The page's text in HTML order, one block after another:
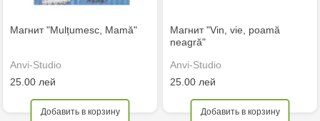
Магнит "Mulțumesc, Mamă"
Anvi-Studio
25.00 лей
Добавить в корзину
Магнит "Vin, vie, poamă
neagră"
Anvi-Studio
25.00 лей
Добавить в корзину